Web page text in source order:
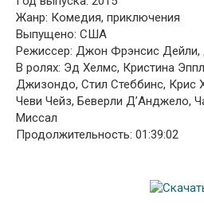
Жанр: Комедия, приключения
Выпущено: США
Режиссер: Джон Фрэнсис
В ролях: Эд Хелмс, Кристина
Джизондо, Стил Стеббинс, Крис
Чеви Чейз, Беверли Д’Анджело,
Миссал
Продолжительность: 01:39:02